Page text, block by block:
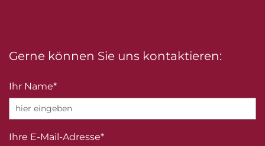
Gerne können Sie uns kontaktieren:
Ihr Name*
Ihre E-Mail-Adresse*